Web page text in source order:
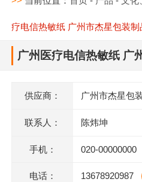
疗电信热敏纸 广州市杰星包装制
广州医疗电信热敏纸 广
供应商： 广州市杰星包
联系人： 陈炜坤
手机： 020-00000000
电话： 13678920987